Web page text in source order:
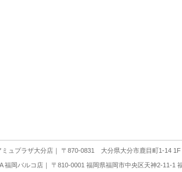
ミュプラザ大分店 ｜ 〒870-0831 大分県大分市鹿目町1-14
福岡パルコ店｜ 〒810-0001 福岡県福岡市中央区天神2-11-1